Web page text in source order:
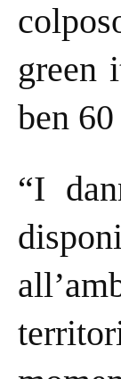
green
ben
“I